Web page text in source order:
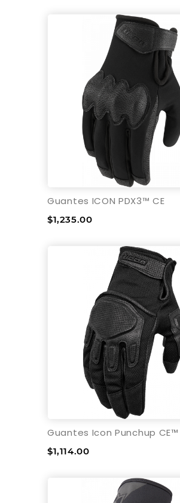
Guantes ICON PDX3™ CE
$1,235.00
Guantes Icon Punchup CE™
$1,114.00